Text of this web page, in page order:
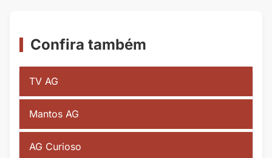
Confira também
TV AG
Mantos AG
AG Curioso